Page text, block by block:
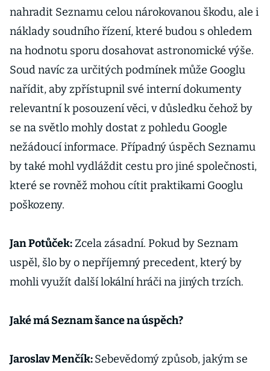
nahradit Seznamu celou nárokovanou škodu, ale i
náklady soudního řízení, které budou s ohledem
na hodnotu sporu dosahovat astronomické výše.
Soud navíc za určitých podmínek může Googlu
nařídit, aby zpřístupnil své interní dokumenty
relevantní k posouzení věci, v důsledku čehož by
se na světlo mohly dostat z pohledu Google
nežádoucí informace. Případný úspěch Seznamu
by také mohl vydláždit cestu pro jiné společnosti,
které se rovněž mohou cítit praktikami Googlu
poškozeny.
Jan Potůček:Zcela zásadní. Pokud by Seznam
uspěl, šlo by o nepříjemný precedent, který by
mohli využít další lokální hráči na jiných trzích.
Jaké má Seznam šance na úspěch?
Jaroslav Menčík:Sebevědomý způsob, jakým se